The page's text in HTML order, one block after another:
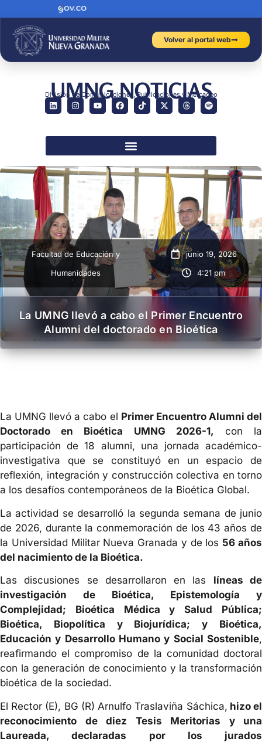
Volver al portal web
UMNG NOTICIAS
División de Comunicaciones, Publicaciones y Mercadeo
Facultad de Educación y
Humanidades
junio 19, 2026
4:21 pm
La UMNG llevó a cabo el Primer Encuentro
Alumni del doctorado en Bioética
La UMNG llevó a cabo el Primer Encuentro Alumni del
Doctorado en Bioética UMNG 2026-1, con la
participación de 18 alumni, una jornada académico-
investigativa que se constituyó en un espacio de
reflexión, integración y construcción colectiva en torno
a los desafíos contemporáneos de la Bioética Global.
La actividad se desarrolló la segunda semana de junio
de 2026, durante la conmemoración de los 43 años de
la Universidad Militar Nueva Granada y de los 56 años
del nacimiento de la Bioética.
Las discusiones se desarrollaron en las líneas de
investigación de Bioética, Epistemología y
Complejidad; Bioética Médica y Salud Pública;
Bioética, Biopolítica y Biojurídica; y Bioética,
Educación y Desarrollo Humano y Social Sostenible,
reafirmando el compromiso de la comunidad doctoral
con la generación de conocimiento y la transformación
bioética de la sociedad.
El Rector (E), BG (R) Arnulfo Traslaviña Sáchica, hizo el
reconocimiento de diez Tesis Meritorias y una
Laureada, declaradas por los jurados